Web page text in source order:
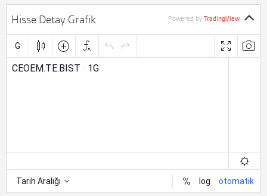
Hisse Detay Grafik Powered by TradingView